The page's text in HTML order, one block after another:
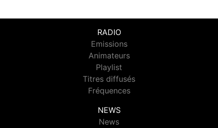
RADIO
Emissions
Animateurs
Playlist
Titres diffusés
Fréquences
NEWS
News